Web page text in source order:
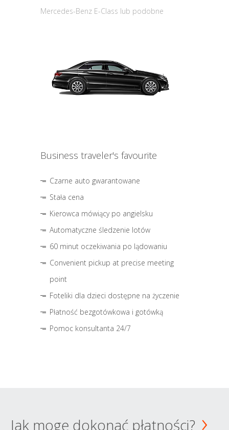
Mercedes-Benz E-Class lub podobne
Business traveler's favourite
Czarne auto gwarantowane
Stała cena
Kierowca mówiący po angielsku
Automatyczne śledzenie lotów
60 minut oczekiwania po lądowaniu
Convenient pickup at precise meeting
point
Foteliki dla dzieci dostępne na życzenie
Płatność bezgotówkowa i gotówką
Pomoc konsultanta 24/7
Jak mogę dokonać płatności?